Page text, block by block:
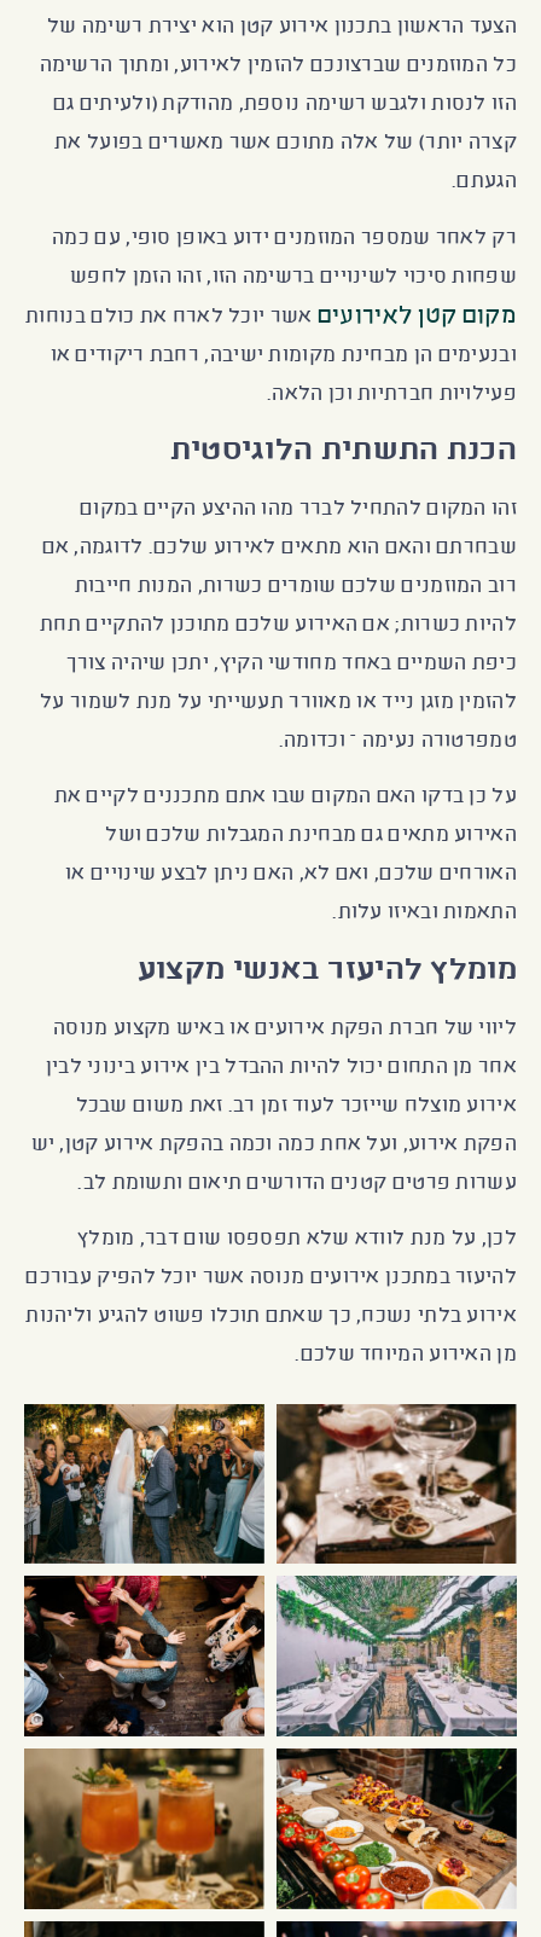
הצעד הראשון בתכנון אירוע קטן הוא יצירת רשימה של
כל המוזמנים שברצונכם להזמין לאירוע, ומתוך הרשימה
הזו לנסות ולגבש רשימה נוספת, מהודקת (ולעיתים גם
קצרה יותר) של אלה מתוכם אשר מאשרים בפועל את
הגעתם.
רק לאחר שמספר המוזמנים ידוע באופן סופי, עם כמה
שפחות סיכוי לשינויים ברשימה הזו, זהו הזמן לחפש
מקום קטן לאירועים אשר יוכל לארח את כולם בנוחות
ובנעימים הן מבחינת מקומות ישיבה, רחבת ריקודים או
פעילויות חברתיות וכן הלאה.
הכנת התשתית הלוגיסטית
זהו המקום להתחיל לברר מהו ההיצע הקיים במקום
שבחרתם והאם הוא מתאים לאירוע שלכם. לדוגמה, אם
רוב המוזמנים שלכם שומרים כשרות, המנות חייבות
להיות כשרות; אם האירוע שלכם מתוכנן להתקיים תחת
כיפת השמיים באחד מחודשי הקיץ, יתכן שיהיה צורך
להזמין מזגן נייד או מאוורר תעשייתי על מנת לשמור על
טמפרטורה נעימה – וכדומה.
על כן בדקו האם המקום שבו אתם מתכננים לקיים את
האירוע מתאים גם מבחינת המגבלות שלכם ושל
האורחים שלכם, ואם לא, האם ניתן לבצע שינויים או
התאמות ובאיזו עלות.
מומלץ להיעזר באנשי מקצוע
ליווי של חברת הפקת אירועים או באיש מקצוע מנוסה
אחר מן התחום יכול להיות ההבדל בין אירוע בינוני לבין
אירוע מוצלח שייזכר לעוד זמן רב. זאת משום שבכל
הפקת אירוע, ועל אחת כמה וכמה בהפקת אירוע קטן, יש
עשרות פרטים קטנים הדורשים תיאום ותשומת לב.
לכן, על מנת לוודא שלא תפספסו שום דבר, מומלץ
להיעזר במתכנן אירועים מנוסה אשר יוכל להפיק עבורכם
אירוע בלתי נשכח, כך שאתם תוכלו פשוט להגיע וליהנות
מן האירוע המיוחד שלכם.